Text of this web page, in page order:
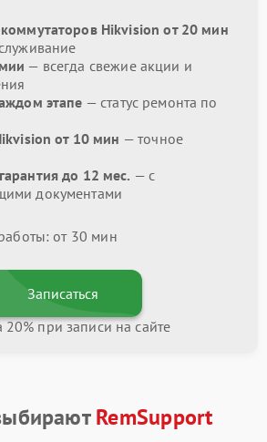
Hikvision от 20 мин
— всегда свежие акции и
этапе — статус ремонта по
от 10 мин — точное
до 12 мес. — с
документами
от 30 мин
Записаться
20% при записи на сайте
RemSupport